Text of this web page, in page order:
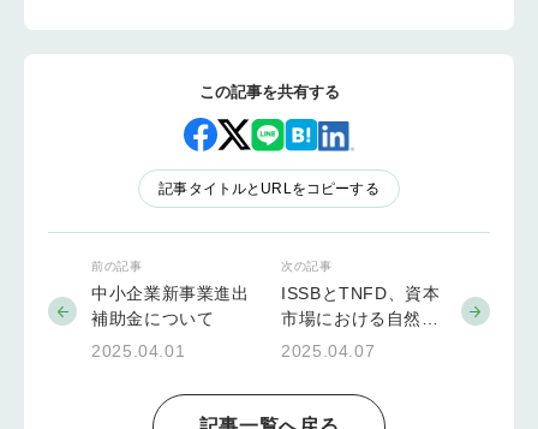
この記事を共有する
記事タイトルとURLをコピーする
前の記事
中小企業新事業進出
補助金について
2025.04.01
次の記事
ISSBとTNFD、資本
市場における自然関
連情報の活用に向け
締結
2025.04.07